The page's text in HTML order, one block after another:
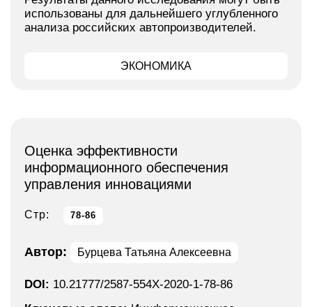
использованы для дальнейшего углубленного
анализа российских автопроизводителей.
ЭКОНОМИКА
Оценка эффективности
информационного обеспечения
управления инновациями
Стр: 78-86
Автор: Бурцева Татьяна Алексеевна
DOI: 10.21777/2587-554X-2020-1-78-86